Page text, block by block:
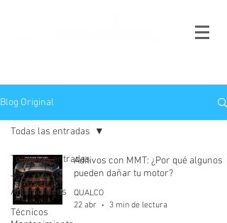
Blog Original
Todas las entradas
Técnicos
Automotrices
Técnicos
Todas las entradas
Aditivos con MMT: ¿Por qué algunos
pueden dañar tu motor?
QUALCO
22 abr
3 min de lectura